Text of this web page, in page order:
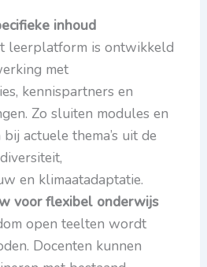
inhoud
leerplatform is ontwikkeld
met
kennispartners en
Zo sluiten modules en
actuele thema’s uit de
en klimaatadaptatie.
voor flexibel onderwijs
open teelten wordt
Docenten kunnen